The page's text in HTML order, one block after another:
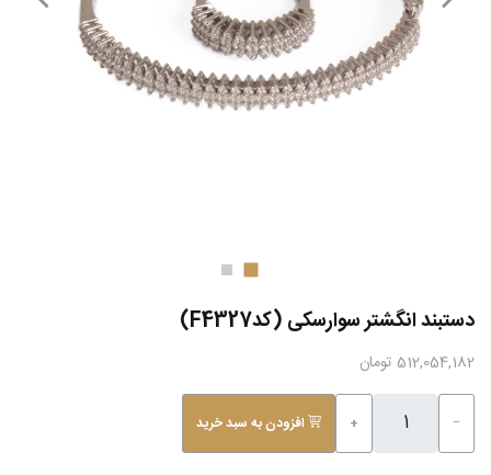
دستبند انگشتر سوارسکی (کدF4327)
512,054,182 تومان
−
+ افزودن به سبد خرید